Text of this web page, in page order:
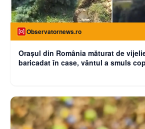
Observatornews.ro
Oraşul din România măturat de
baricadat în case, vântul a smuls